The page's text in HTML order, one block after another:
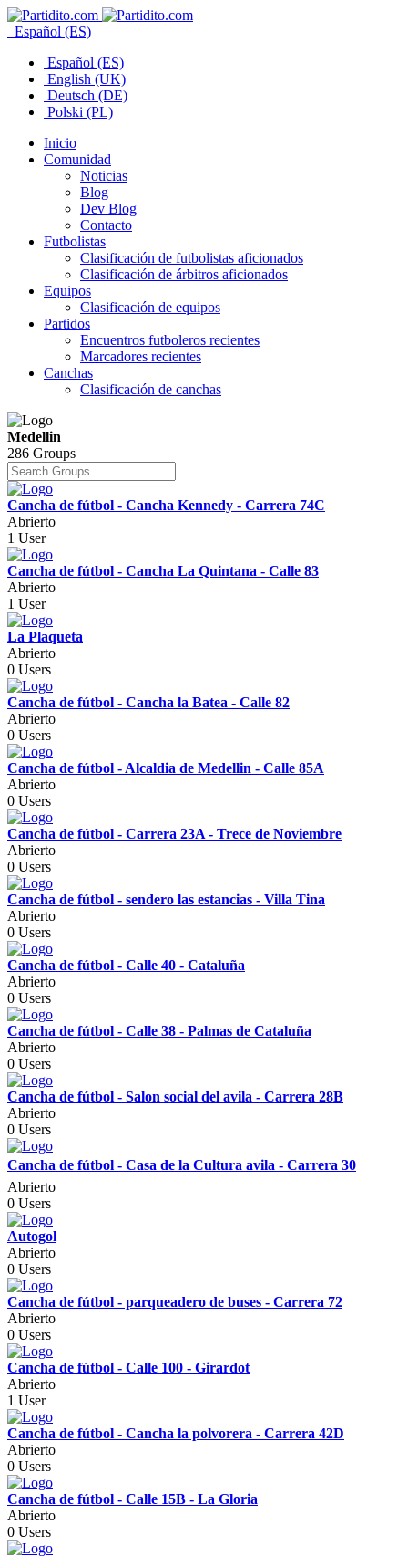
Español (ES)
Español (ES)
English (UK)
Deutsch (DE)
Polski (PL)
Inicio
Comunidad
Noticias
Blog
Dev Blog
Contacto
Futbolistas
Clasificación de futbolistas aficionados
Clasificación de árbitros aficionados
Equipos
Clasificación de equipos
Partidos
Encuentros futboleros recientes
Marcadores recientes
Canchas
Clasificación de canchas
Medellin
286 Groups
Cancha de fútbol - Cancha Kennedy - Carrera 74C
Abrierto
1 User
Cancha de fútbol - Cancha La Quintana - Calle 83
Abrierto
1 User
La Plaqueta
Abrierto
0 Users
Cancha de fútbol - Cancha la Batea - Calle 82
Abrierto
0 Users
Cancha de fútbol - Alcaldia de Medellin - Calle 85A
Abrierto
0 Users
Cancha de fútbol - Carrera 23A - Trece de Noviembre
Abrierto
0 Users
Cancha de fútbol - sendero las estancias - Villa Tina
Abrierto
0 Users
Cancha de fútbol - Calle 40 - Cataluña
Abrierto
0 Users
Cancha de fútbol - Calle 38 - Palmas de Cataluña
Abrierto
0 Users
Cancha de fútbol - Salon social del avila - Carrera 28B
Abrierto
0 Users
Cancha de fútbol - Casa de la Cultura avila - Carrera 30
Abrierto
0 Users
Autogol
Abrierto
0 Users
Cancha de fútbol - parqueadero de buses - Carrera 72
Abrierto
0 Users
Cancha de fútbol - Calle 100 - Girardot
Abrierto
1 User
Cancha de fútbol - Cancha la polvorera - Carrera 42D
Abrierto
0 Users
Cancha de fútbol - Calle 15B - La Gloria
Abrierto
0 Users